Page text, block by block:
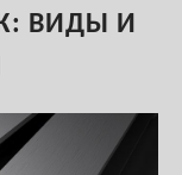
ВИДЫ И